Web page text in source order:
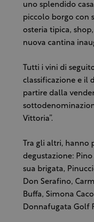
uno splendido
piccolo borgo con
osteria tipica,
nuova cantina
Tutti i vini di
classificazione e il
partire dalla
Vittoria”.
Tra gli altri, hanno
degustazione:
sua brigata,
Don Serafino,
Buffa, Simona
Donnafugata Golf